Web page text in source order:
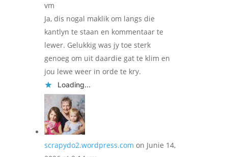
vm
Ja, dis nogal maklik om langs die
kantlyn te staan en kommentaar te
lewer. Gelukkig was jy toe sterk
genoeg om uit daardie gat te klim en
jou lewe weer in orde te kry.
Loading...
scrapydo2.wordpress.com on Junie 14,